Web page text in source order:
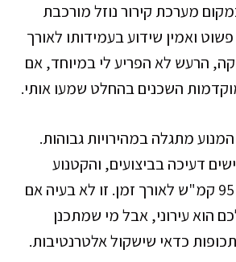
מערכת קירור נוזל מורכבת
פשוט ואמין שידוע בעמידותו לאורך
הרעש לא הפריע לי במיוחד, אם
השכנים בהחלט שמעו אותי.
מתגלה במהירויות גבוהות.
דעיכה בביצועים, והקטנוע
מתקשה לשמור על 95 קמ"ש לאורך זמן. זו לא בעיה אם
הוא עירוני, אבל מי שמתכנן
תכופות כדאי שישקול אלטרנטיבות.